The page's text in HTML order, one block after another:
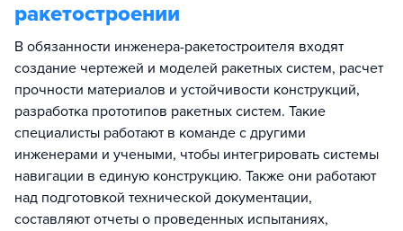
ракетостроении
В обязанности инженера-ракетостроителя входят
создание чертежей и моделей ракетных систем, расчет
прочности материалов и устойчивости конструкций,
разработка прототипов ракетных систем. Такие
специалисты работают в команде с другими
инженерами и учеными, чтобы интегрировать системы
навигации в единую конструкцию. Также они работают
над подготовкой технической документации,
составляют отчеты о проведенных испытаниях,